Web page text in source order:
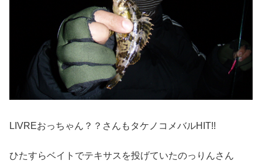
LIVREおっちゃん？？さんもタケノコメバルHIT!!
ひたすらベイトでテキサスを投げていたのっりんさん